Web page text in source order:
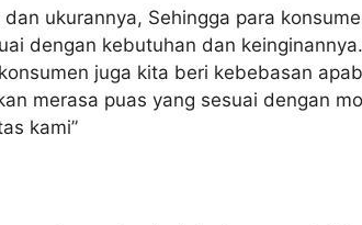
ukurannya, Sehingga para
dengan kebutuhan dan
juga kita beri kebebasan
merasa puas yang sesuai dengan
kami”